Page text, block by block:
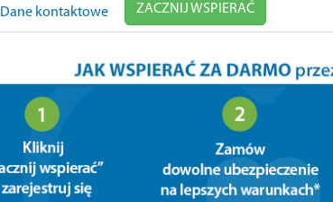
Dane kontaktowe ZACZNIJ WSPIERAĆ